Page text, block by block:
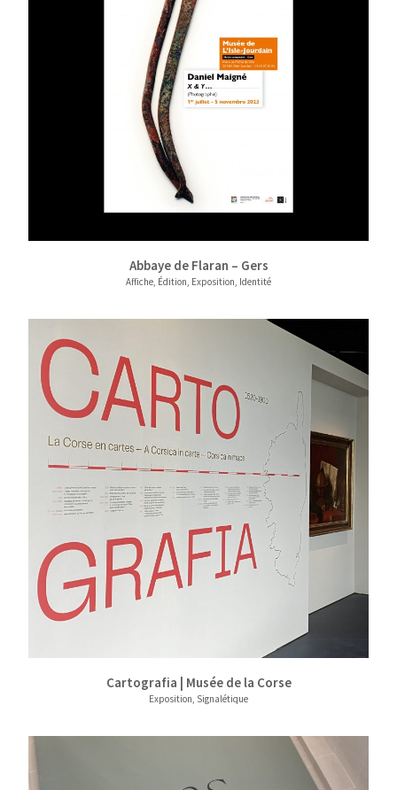
Abbaye de Flaran – Gers
Affiche, Édition, Exposition, Identité
Cartografia | Musée de la Corse
Exposition, Signalétique